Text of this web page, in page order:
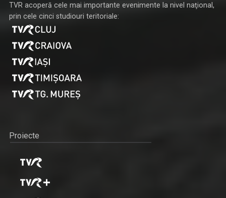
TVR acoperă cele mai importante evenimente la nivel naţional,
prin cele cinci studiouri teritoriale:
Proiecte